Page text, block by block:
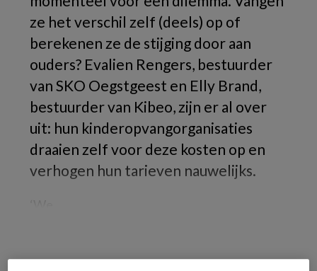
ze het verschil zelf (deels) op of
berekenen ze de stijging door aan
ouders? Evalien Rengers, bestuurder
van SKO Oegstgeest en Elly Brand,
bestuurder van Kibeo, zijn er al over
uit: hun kinderopvangorganisaties
draaien zelf voor deze kosten op en
verhogen hun tarieven nauwelijks.